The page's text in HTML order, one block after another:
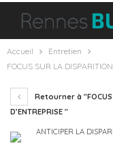
Accueil
Entretien
FOCUS SUR LA
Retourner à "FOCUS
D’ENTREPRISE "